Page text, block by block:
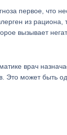
первое, что
из рациона,
вызывает
врач
Это может быть